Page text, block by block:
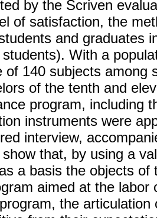
by the Scriven
of satisfaction, the
and graduates
With a
of 140 subjects among
of the tenth and
program, including
instruments were
interview,
that, by using a
a basis the objects
aimed at the labor
the